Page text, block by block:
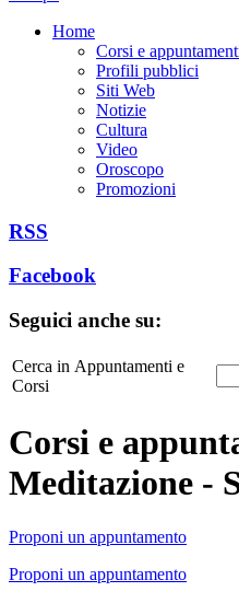
Home
Corsi e
Profili pubblici
Siti Web
Notizie
Cultura
Video
Oroscopo
Promozioni
RSS
Facebook
Seguici anche su:
Cerca in Appuntamenti e
Corsi
Corsi e
Meditazione -
Proponi un appuntamento
Proponi un appuntamento